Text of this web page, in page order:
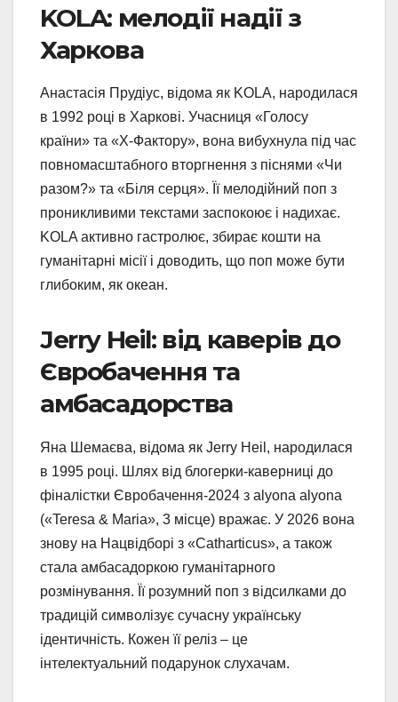
KOLA: мелодії надії з
Харкова
Анастасія Прудіус, відома як KOLA, народилася
в 1992 році в Харкові. Учасниця «Голосу
країни» та «Х-Фактору», вона вибухнула під час
повномасштабного вторгнення з піснями «Чи
разом?» та «Біля серця». Її мелодійний поп з
проникливими текстами заспокоює і надихає.
KOLA активно гастролює, збирає кошти на
гуманітарні місії і доводить, що поп може бути
глибоким, як океан.
Jerry Heil: від каверів до
Євробачення та
амбасадорства
Яна Шемаєва, відома як Jerry Heil, народилася
в 1995 році. Шлях від блогерки-каверниці до
фіналістки Євробачення-2024 з alyona alyona
(«Teresa & Maria», 3 місце) вражає. У 2026 вона
знову на Нацвідборі з «Catharticus», а також
стала амбасадоркою гуманітарного
розмінування. Її розумний поп з відсилками до
традицій символізує сучасну українську
ідентичність. Кожен її реліз – це
інтелектуальний подарунок слухачам.